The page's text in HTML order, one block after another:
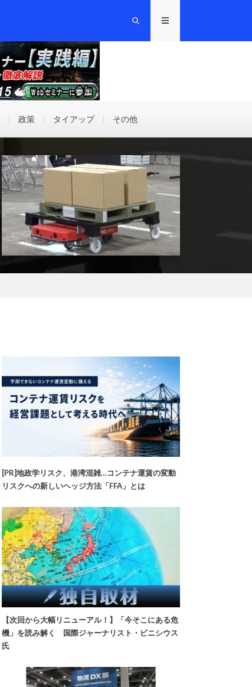
政策 タイアップ その他
[PR]地政学リスク、港湾混雑…コンテナ運賃の変動
リスクへの新しいヘッジ方法「FFA」とは
【次回から大幅リニューアル！】「今そこにある危
機」を読み解く 国際ジャーナリスト・ビニシウス
氏